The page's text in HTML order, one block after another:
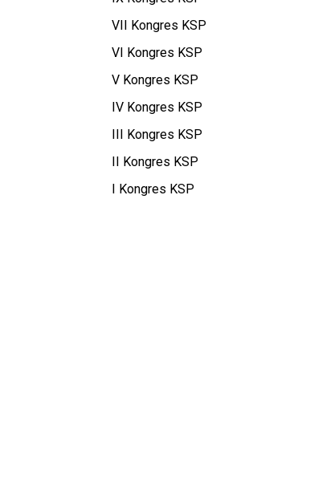
VII Kongres KSP
VI Kongres KSP
V Kongres KSP
IV Kongres KSP
III Kongres KSP
II Kongres KSP
I Kongres KSP